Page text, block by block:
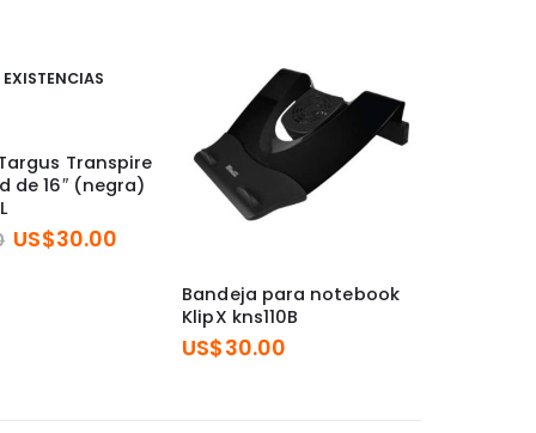
EXISTENCIAS
Transpire
de 16″ (negra)
El
precio
US$30.00
actual
US$30.00.
Bandeja para notebook
KlipX kns110B
US$30.00